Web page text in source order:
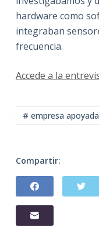
hardware como
integraban
frecuencia.
Accede a la
# empresa apoyada
Compartir: